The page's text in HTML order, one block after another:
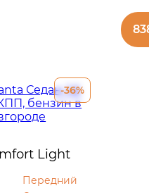
-36%
Light
Передний